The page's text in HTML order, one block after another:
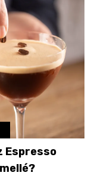
Espresso